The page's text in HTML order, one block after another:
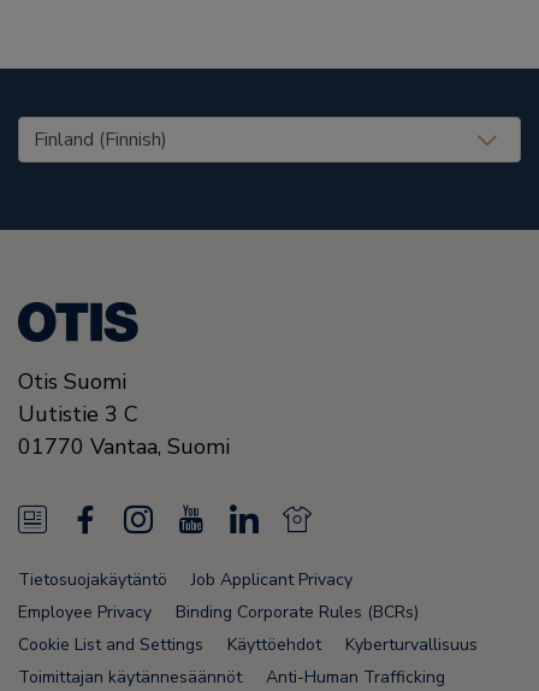
United States (EN)
Otis Suomi
Uutistie 3 C
01770 Vantaa, Suomi
N
e
w
s
a
c
e
I
n
t
o
u
L
i
n
k
N
e
w
s
Tietosuojakäytäntö
Job Applicant Privacy
Employee Privacy
Binding Corporate Rules (BCRs)
Cookie List and Settings
Käyttöehdot
Kyberturvallisuus
Toimittajan käytännesäännöt
Anti-Human Trafficking